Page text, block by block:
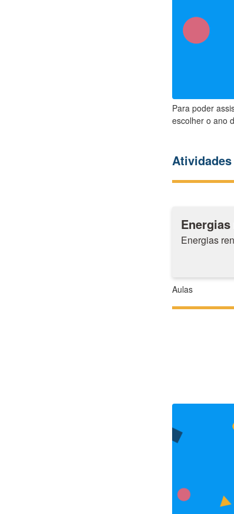
Para poder
escolher o ano
Energias
Aulas